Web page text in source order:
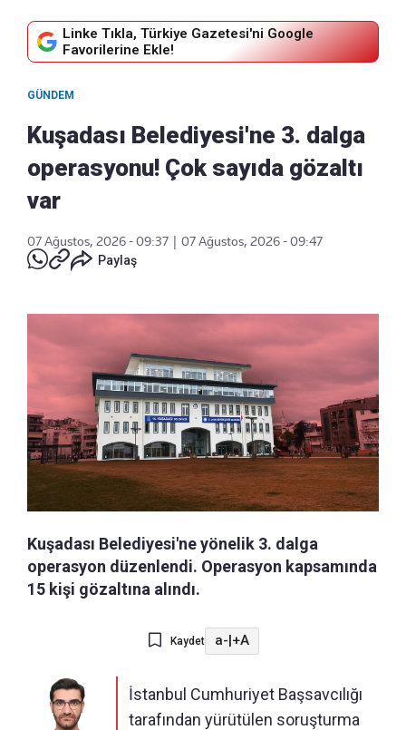
Linke Tıkla, Türkiye Gazetesi'ni Google
Favorilerine Ekle!
GÜNDEM
Kuşadası Belediyesi'ne 3. dalga
operasyonu! Çok sayıda gözaltı
var
07 Ağustos, 2026 - 09:37
07 Ağustos, 2026 - 09:47
Paylaş
Kuşadası Belediyesi'ne yönelik 3. dalga
operasyon düzenlendi. Operasyon kapsamında
15 kişi gözaltına alındı.
Kaydet a- +A
İstanbul Cumhuriyet Başsavcılığı
tarafından yürütülen soruşturma